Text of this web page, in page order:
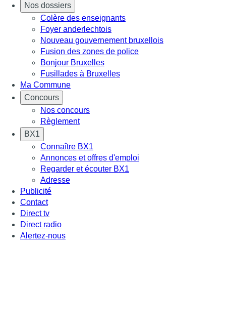
Nos dossiers
Colère des enseignants
Foyer anderlechtois
Nouveau gouvernement bruxellois
Fusion des zones de police
Bonjour Bruxelles
Fusillades à Bruxelles
Ma Commune
Concours
Nos concours
Règlement
BX1
Connaître BX1
Annonces et offres d'emploi
Regarder et écouter BX1
Adresse
Publicité
Contact
Direct tv
Direct radio
Alertez-nous